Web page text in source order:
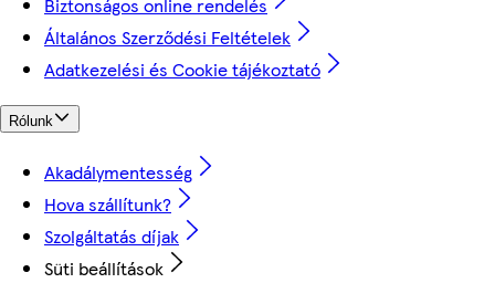
Általános Szerződési Feltételek
Adatkezelési és Cookie tájékoztató
Rólunk
Akadálymentesség
Hova szállítunk?
Szolgáltatás díjak
Süti beállítások